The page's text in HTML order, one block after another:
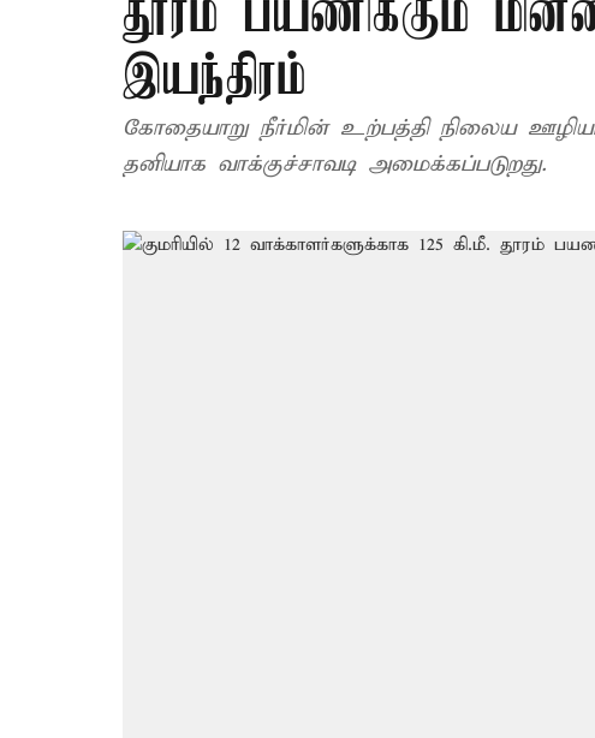
தூரம் பயணிக்கும்
இயந்திரம்
கோதையாறு நீர்மின் உற்பத்தி நிலைய
தனியாக வாக்குச்சாவடி அமைக்கப்படுறது.